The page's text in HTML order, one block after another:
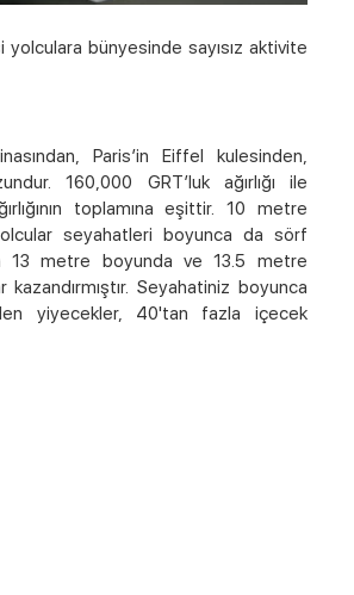
bünyesinde sayısız aktivite
Paris’in Eiffel kulesinden,
160,000 GRT’luk ağırlığı ile
toplamına eşittir. 10 metre
seyahatleri boyunca da sörf
13 metre boyunda ve 13.5 metre
Seyahatiniz boyunca
yiyecekler, 40'tan fazla içecek